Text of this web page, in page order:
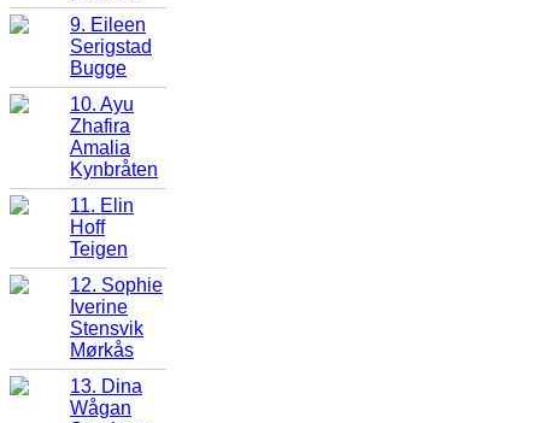
9. Eileen
Serigstad
Bugge
10. Ayu
Zhafira
Amalia
Kynbråten
11. Elin
Hoff
Teigen
12. Sophie
Iverine
Stensvik
Mørkås
13. Dina
Wågan